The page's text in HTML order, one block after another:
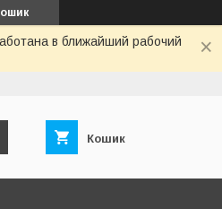
в ближайший рабочий
Кошик